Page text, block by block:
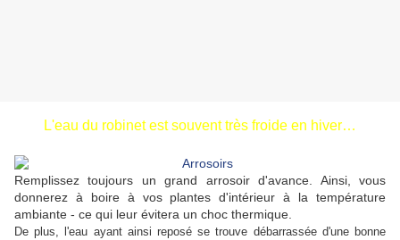
L'eau du robinet est souvent très froide en hiver…
Remplissez toujours un grand arrosoir d'avance. Ainsi, vous
donnerez à boire à vos plantes d'intérieur à la température
ambiante - ce qui leur évitera un choc thermique.
De plus, l'eau ayant ainsi reposé se trouve débarrassée d'une bonne